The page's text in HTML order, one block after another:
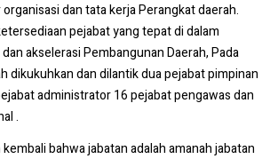
dan tata kerja Perangkat daerah.
pejabat yang tepat di dalam
akselerasi Pembangunan Daerah, Pada
dikukuhkan dan dilantik dua pejabat pimpinan
administrator 16 pejabat pengawas dan
.
bahwa jabatan adalah amanah jabatan